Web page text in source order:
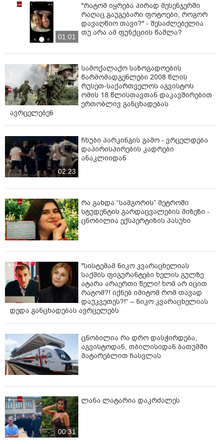
01:01
"რატომ იყრება პირად მესენჯერში
რაღაც გაუგებარი ფოტოები, როგორ
დავაღწიო თავი?" - შესაძლებელია
თუ არა ამ ფუნქციის წაშლა?
სამოქალაქო საზოგადოების
წარმომადგენლები 2008 წლის
რუსეთ-საქართველოს აგვისტოს
ომის 18 წლისთავთან დაკავშირებით
ერთობლივ განცხადებას
ავრცელებენ
02:23
ჩხუბი პარკინგის გამო - ვრცელდება
დაპირისპირების კადრები
ანაკლიიდან
რა გახდა “სამგორის” მეტროში
სტუდენტის გარდაცვალების მიზეზი -
ცნობილია ექსპერტიზის პასუხი
"სისტემამ ნიკო კვარაცხელიას
საქმის ფიგურანტები ხელის გულზე
ატარა არაერთი წელი! ხომ არ იცით
რატომ?! იქნებ იმიტომ რომ თავად
დაუკვეთეს?!“ – ნიკო კვარაცხელიას
დედა განცხადებას ავრცელებს
ცნობილია რა დრო დასჭირდება,
აგვისტოდან, თბილისიდან ბათუმში
მატარებლით ჩასვლას
00:31
ლანა ლატარია დაკრძალეს